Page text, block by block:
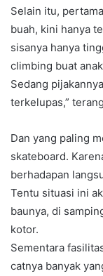
Selain itu,
buah, kini hanya
sisanya hanya
climbing buat
Sedang
terkelupas,”
Dan yang paling
skateboard.
berhadapan
Tentu situasi ini
baunya, di
kotor.
Sementara
catnya banyak